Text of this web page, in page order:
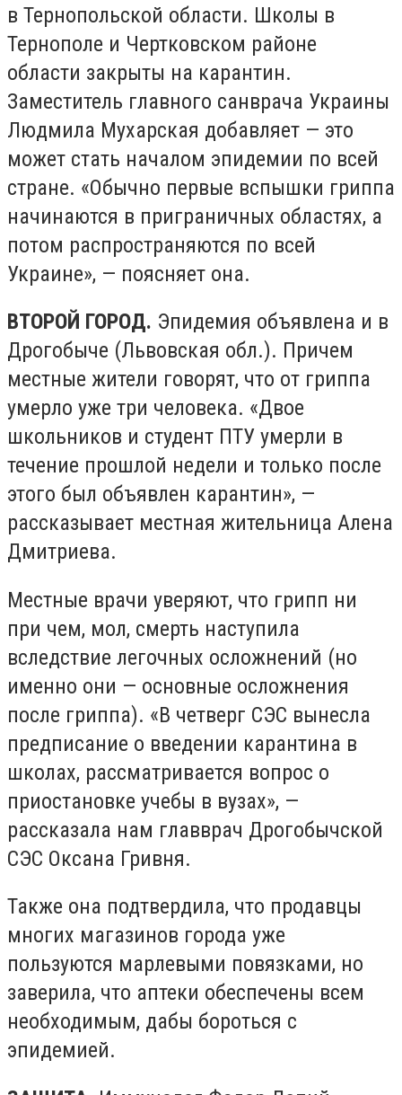
в Тернопольской области. Школы в
Тернополе и Чертковском районе
области закрыты на карантин.
Заместитель главного санврача Украины
Людмила Мухарская добавляет — это
может стать началом эпидемии по всей
стране. «Обычно первые вспышки гриппа
начинаются в приграничных областях, а
потом распространяются по всей
Украине», — поясняет она.
ВТОРОЙ ГОРОД. Эпидемия объявлена и в
Дрогобыче (Львовская обл.). Причем
местные жители говорят, что от гриппа
умерло уже три человека. «Двое
школьников и студент ПТУ умерли в
течение прошлой недели и только после
этого был объявлен карантин», —
рассказывает местная жительница Алена
Дмитриева.
Местные врачи уверяют, что грипп ни
при чем, мол, смерть наступила
вследствие легочных осложнений (но
именно они — основные осложнения
после гриппа). «В четверг СЭС вынесла
предписание о введении карантина в
школах, рассматривается вопрос о
приостановке учебы в вузах», —
рассказала нам главврач Дрогобычской
СЭС Оксана Гривня.
Также она подтвердила, что продавцы
многих магазинов города уже
пользуются марлевыми повязками, но
заверила, что аптеки обеспечены всем
необходимым, дабы бороться с
эпидемией.